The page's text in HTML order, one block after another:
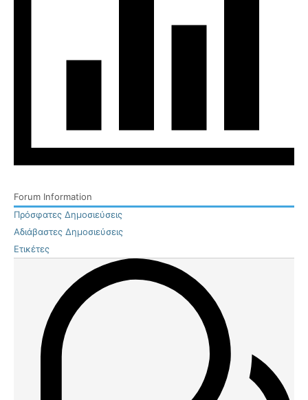
Forum Information
Πρόσφατες Δημοσιεύσεις
Αδιάβαστες Δημοσιεύσεις
Ετικέτες